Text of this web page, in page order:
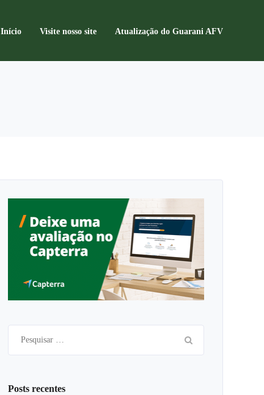
Início Visite nosso site Atualização do Guarani AFV
Pesquisar
por:
Posts recentes